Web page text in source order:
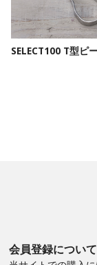
SELECT100 T型ピ
会員登録について